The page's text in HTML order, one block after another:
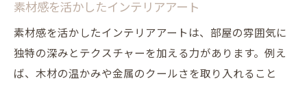
素材感を活かしたインテリアアート
素材感を活かしたインテリアアートは、部屋の雰囲気に
独特の深みとテクスチャーを加える力があります。例え
ば、木材の温かみや金属のクールさを取り入れること